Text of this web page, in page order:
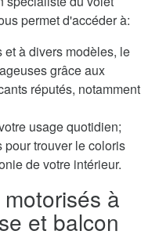
permet d'accéder à:
à divers modèles, le
grâce aux
réputés, notamment
usage quotidien;
trouver le coloris
de votre intérieur.
à
et balcon